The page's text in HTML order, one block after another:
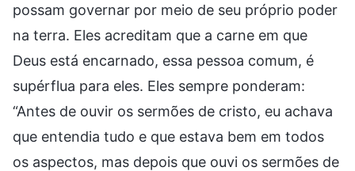
possam governar por meio de seu próprio poder
na terra. Eles acreditam que a carne em que
Deus está encarnado, essa pessoa comum, é
supérflua para eles. Eles sempre ponderam:
“Antes de ouvir os sermões de cristo, eu achava
que entendia tudo e que estava bem em todos
os aspectos, mas depois que ouvi os sermões de